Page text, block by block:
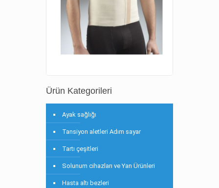
Ürün Kategorileri
Ayak sağlığı
Tansiyon aletleri Adım sayar
Tartı çeşitleri
Solunum cihazları ve Yan Ürünleri
Hasta altı bezleri